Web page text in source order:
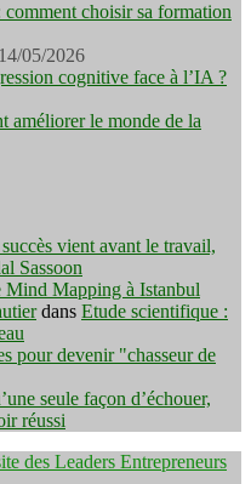
choisir sa formation
14/05/2026
cognitive face à l’IA ?
améliorer le monde de la
vient avant le travail,
Sassoon
Mapping à Istanbul
dans Etude scientifique :
pour devenir "chasseur de
seule façon d’échouer,
réussi
des Leaders Entrepreneurs